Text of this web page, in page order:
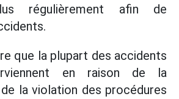
régulièrement afin de
que la plupart des accidents
en raison de la
la violation des procédures